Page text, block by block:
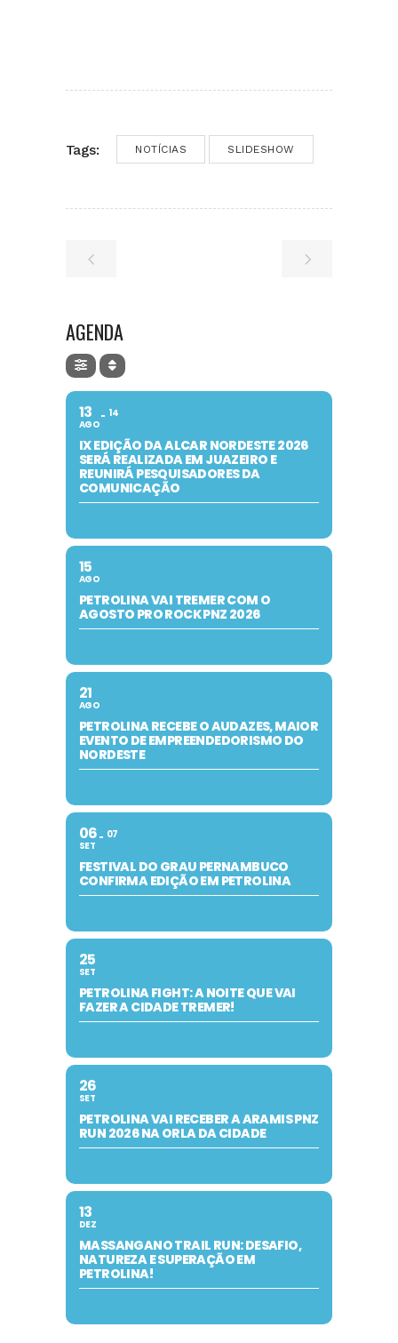
Tags: NOTÍCIAS SLIDESHOW
AGENDA
13
AGO
14
IX EDIÇÃO DA ALCAR NORDESTE 2026
SERÁ REALIZADA EM JUAZEIRO E
REUNIRÁ PESQUISADORES DA
COMUNICAÇÃO
15
AGO
PETROLINA VAI TREMER COM O
AGOSTO PRO ROCK PNZ 2026
21
AGO
PETROLINA RECEBE O AUDAZES, MAIOR
EVENTO DE EMPREENDEDORISMO DO
NORDESTE
06
SET
07
FESTIVAL DO GRAU PERNAMBUCO
CONFIRMA EDIÇÃO EM PETROLINA
25
SET
PETROLINA FIGHT: A NOITE QUE VAI
FAZER A CIDADE TREMER!
26
SET
PETROLINA VAI RECEBER A ARAMIS PNZ
RUN 2026 NA ORLA DA CIDADE
13
DEZ
MASSANGANO TRAIL RUN: DESAFIO,
NATUREZA E SUPERAÇÃO EM
PETROLINA!